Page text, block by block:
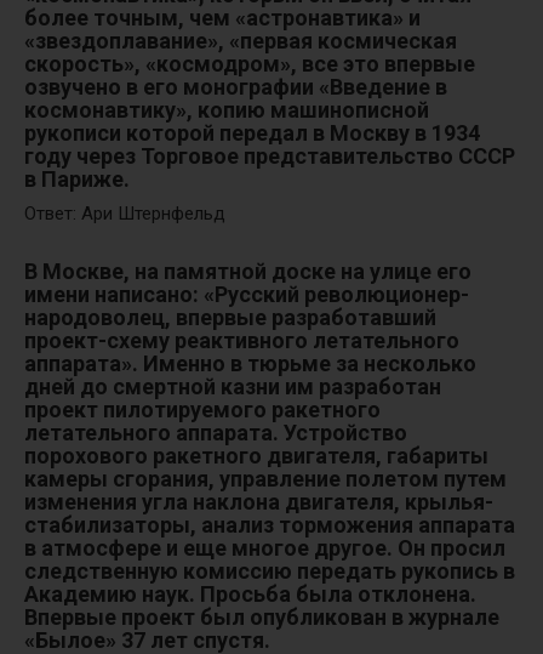
более точным, чем «астронавтика» и
«звездоплавание», «первая космическая
скорость», «космодром», все это впервые
озвучено в его монографии «Введение в
космонавтику», копию машинописной
рукописи которой передал в Москву в 1934
году через Торговое представительство СССР
в Париже.
Ответ: Ари Штернфельд
В Москве, на памятной доске на улице его
имени написано: «Русский революционер-
народоволец, впервые разработавший
проект-схему реактивного летательного
аппарата». Именно в тюрьме за несколько
дней до смертной казни им разработан
проект пилотируемого ракетного
летательного аппарата. Устройство
порохового ракетного двигателя, габариты
камеры сгорания, управление полетом путем
изменения угла наклона двигателя, крылья-
стабилизаторы, анализ торможения аппарата
в атмосфере и еще многое другое. Он просил
следственную комиссию передать рукопись в
Академию наук. Просьба была отклонена.
Впервые проект был опубликован в журнале
«Былое» 37 лет спустя.